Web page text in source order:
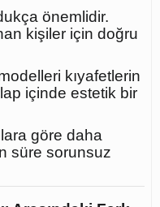
önemlidir.
kişiler için doğru
kıyafetlerin
içinde estetik bir
göre daha
süre sorunsuz